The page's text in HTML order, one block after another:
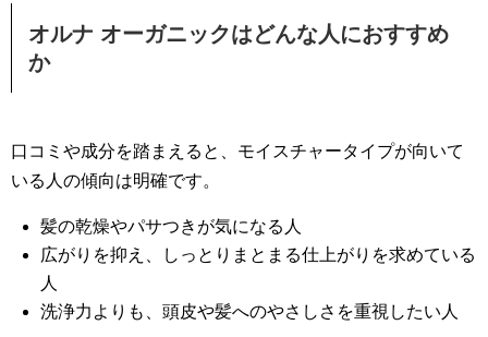
オルナ オーガニックはどんな人におすすめ
か
口コミや成分を踏まえると、モイスチャータイプが向いて
いる人の傾向は明確です。
髪の乾燥やパサつきが気になる人
広がりを抑え、しっとりまとまる仕上がりを求めている
人
洗浄力よりも、頭皮や髪へのやさしさを重視したい人